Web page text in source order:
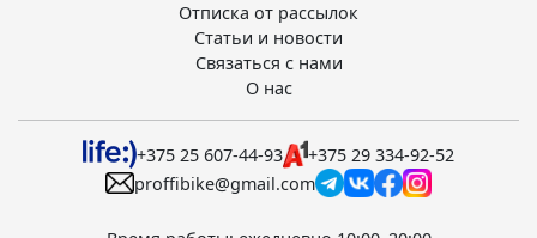
Отписка от рассылок
Статьи и новости
Связаться с нами
О нас
+375 25 607-44-93
+375 29 334-92-52
proffibike@gmail.com